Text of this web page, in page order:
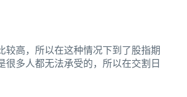
较高，所以在这种情况下到了股指期
多人都无法承受的，所以在交割日